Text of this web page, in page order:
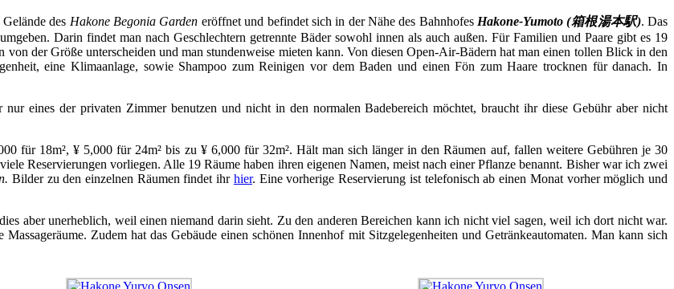
des Hakone Begonia Garden eröffnet und befindet sich in der Nähe des Bahnhofes Hakone-Yumoto (箱根湯本駅). Das
Darin findet man nach Geschlechtern getrennte Bäder sowohl innen als auch außen. Für Familien und Paare gibt es 19
der Größe unterscheiden und man stundenweise mieten kann. Von diesen Open-Air-Bädern hat man einen tollen Blick in den
eine Klimaanlage, sowie Shampoo zum Reinigen vor dem Baden und einen Fön zum Haare trocknen für danach. In
eines der privaten Zimmer benutzen und nicht in den normalen Badebereich möchtet, braucht ihr diese Gebühr aber nicht
für 18m², ¥ 5,000 für 24m² bis zu ¥ 6,000 für 32m². Hält man sich länger in den Räumen auf, fallen weitere Gebühren je 30
Reservierungen vorliegen. Alle 19 Räume haben ihren eigenen Namen, meist nach einer Pflanze benannt. Bisher war ich zwei
Bilder zu den einzelnen Räumen findet ihr hier. Eine vorherige Reservierung ist telefonisch ab einen Monat vorher möglich und
aber unerheblich, weil einen niemand darin sieht. Zu den anderen Bereichen kann ich nicht viel sagen, weil ich dort nicht war.
Zudem hat das Gebäude einen schönen Innenhof mit Sitzgelegenheiten und Getränkeautomaten. Man kann sich